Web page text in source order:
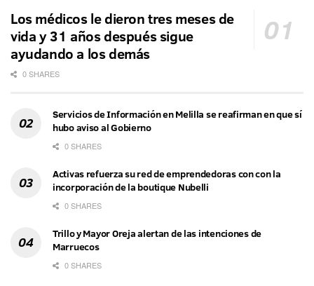
Los médicos le dieron tres meses de
vida y 31 años después sigue
ayudando a los demás
0 SHARES
Servicios de Información en Melilla se reafirman en que sí
hubo aviso al Gobierno
0 SHARES
Activas refuerza su red de emprendedoras con con la
incorporación de la boutique Nubelli
0 SHARES
Trillo y Mayor Oreja alertan de las intenciones de
Marruecos
0 SHARES